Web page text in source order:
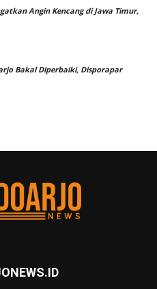
Angin Kencang di Jawa Timur,
Bakal Diperbaiki, Disporapar